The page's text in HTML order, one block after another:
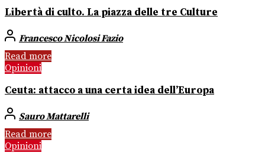
Libertà di culto. La piazza delle tre Culture
Francesco Nicolosi Fazio
Read more
Opinioni
Ceuta: attacco a una certa idea dell’Europa
Sauro Mattarelli
Read more
Opinioni